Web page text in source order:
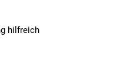
hilfreich